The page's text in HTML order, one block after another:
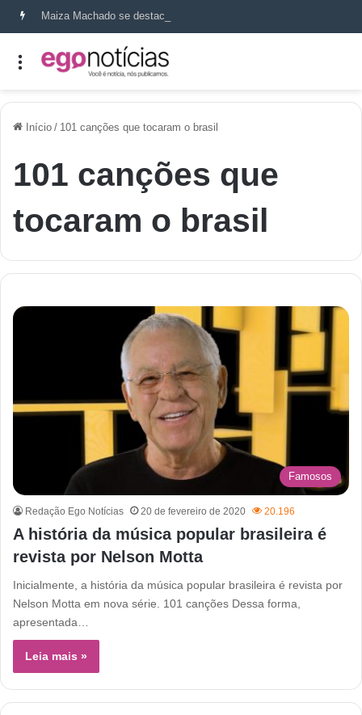
Início / 101 canções que tocaram o brasil
101 canções que
tocaram o brasil
Famosos
Redação Ego Notícias 20 de fevereiro de 2020 20.196
A história da música popular brasileira é
revista por Nelson Motta
Inicialmente, a história da música popular brasileira é revista por
Nelson Motta em nova série. 101 canções Dessa forma,
apresentada…
Leia mais »